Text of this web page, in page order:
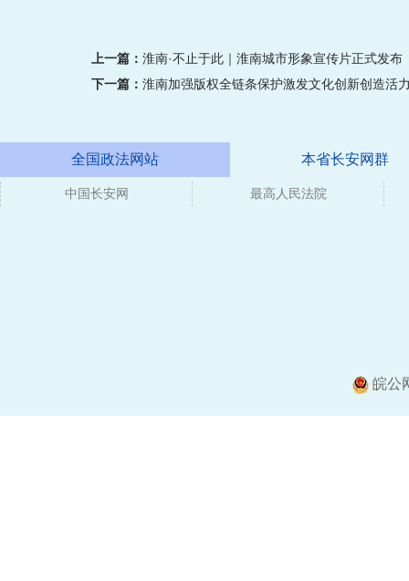
上一篇： 淮南·不止于此｜淮南城市形象宣传片正式发布
下一篇： 淮南加强版权全链条保护激发文化创新创造活
全国政法网站 本省长安网群
中国长安网 最高人民法院
皖公